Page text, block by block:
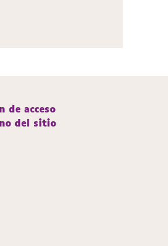
de acceso
del sitio